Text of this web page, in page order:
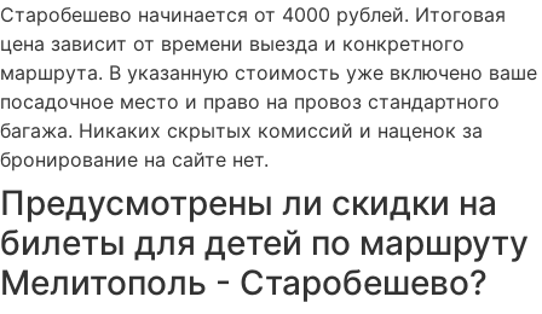
Старобешево начинается от 4000 рублей. Итоговая
цена зависит от времени выезда и конкретного
маршрута. В указанную стоимость уже включено ваше
посадочное место и право на провоз стандартного
багажа. Никаких скрытых комиссий и наценок за
бронирование на сайте нет.
Предусмотрены ли скидки на
билеты для детей по маршруту
Мелитополь - Старобешево?